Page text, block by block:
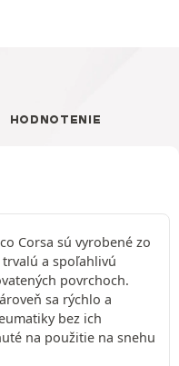
HODNOTENIE
Corsa sú vyrobené zo
a spoľahlivú
povrchoch.
sa rýchlo a
bez ich
na použitie na snehu